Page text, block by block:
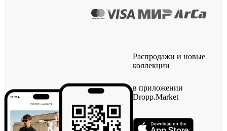
Распродажи и новые
коллекции
в приложении
Dropp.Market